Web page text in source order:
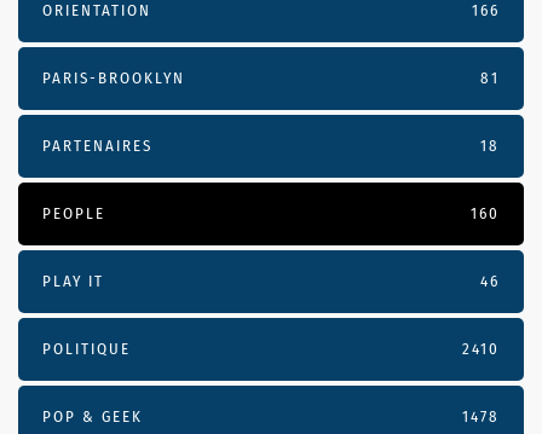
ORIENTATION 166
PARIS-BROOKLYN 81
PARTENAIRES 18
PEOPLE 160
PLAY IT 46
POLITIQUE 2410
POP & GEEK 1478